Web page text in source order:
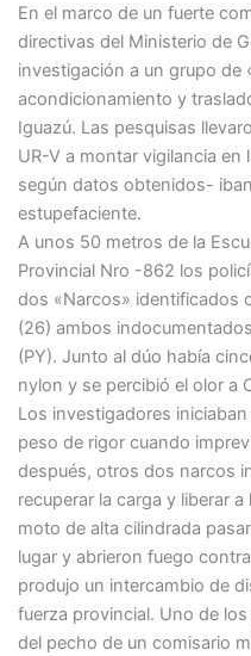
En el marco de un fuerte
directivas del Ministerio de
investigación a un grupo de
acondicionamiento y
Iguazú. Las pesquisas
UR-V a montar vigilancia
según datos obtenidos-
estupefaciente.
A unos 50 metros de la
Provincial Nro -862 los
dos «Narcos» identificados
(26) ambos
(PY). Junto al dúo había
nylon y se percibió el olor a
Los investigadores
peso de rigor cuando
después, otros dos narcos
recuperar la carga y liberar
moto de alta cilindrada
lugar y abrieron fuego
produjo un intercambio de
fuerza provincial. Uno de
del pecho de un comisario